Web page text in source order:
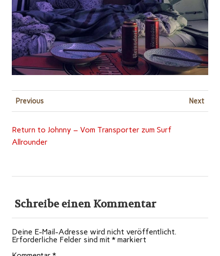
Previous Next
Return to Johnny – Vom Transporter zum Surf
Allrounder
Schreibe einen Kommentar
Deine E-Mail-Adresse wird nicht veröffentlicht.
Erforderliche Felder sind mit * markiert